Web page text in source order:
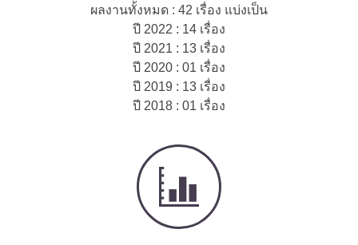
ผลงานทั้งหมด : 42 เรื่อง แบ่งเป็น
ปี 2022 : 14 เรื่อง
ปี 2021 : 13 เรื่อง
ปี 2020 : 01 เรื่อง
ปี 2019 : 13 เรื่อง
ปี 2018 : 01 เรื่อง